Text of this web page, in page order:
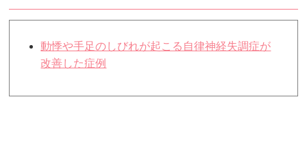
動悸や手足のしびれが起こる自律神経失調症が
改善した症例